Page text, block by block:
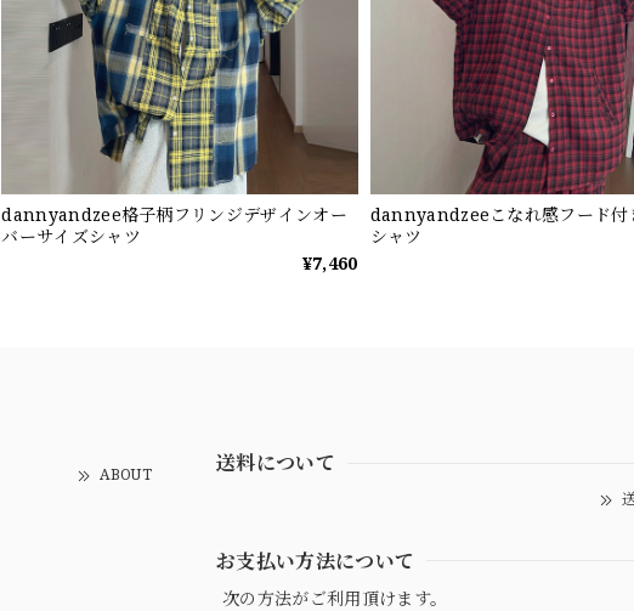
dannyandzee格子柄フリンジデザインオー
バーサイズシャツ
¥7,460
dannyandzeeこなれ感フード付
シャツ
ABOUT 送料について
お支払い方法について
次の方法がご利用頂けます。